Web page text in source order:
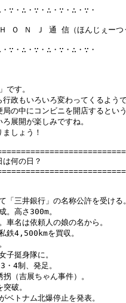
∵・∴・∵・∴・∵・∴・∵・
Ｏ Ｎ Ｊ 通 信（ほんじぇーつ
∵・∴・∵・∴・∵・∴・∵・
です。
政もいろいろ変わってくるよう
の中にコンビニを開店するとい
展開が楽しみですね。
しょう！
？
「三井銀行」の名称公許を受ける
さ300m。
は依頼人の娘の名から。
を買収。
身隊に。
制、発足。
展ちゃん事件）。
破。
ナム北爆停止を発表。